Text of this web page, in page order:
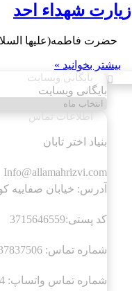
زیارت شهداء احد
حضرت فاطمه(علیها
بیشتر بخوانید »
بایگانی وبسایت
بایگانی وبسایت
اطلاعات تماس
بنیاد اختر تابان
Info@allamahrizvi.com
آدرس: خیابان صفاییه کوچه۲۸، چهار‌راه اول، سمت
کد پستی:3715646559
شماره تماس: 02537837506
شماره تماس واتساپ: 00989963778614